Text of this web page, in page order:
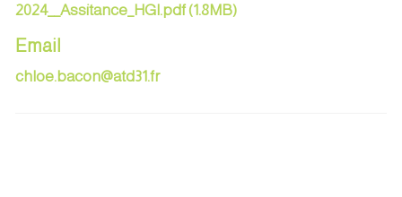
2024__Assitance_HGI.pdf (1.8MB)
Email
chloe.bacon@atd31.fr